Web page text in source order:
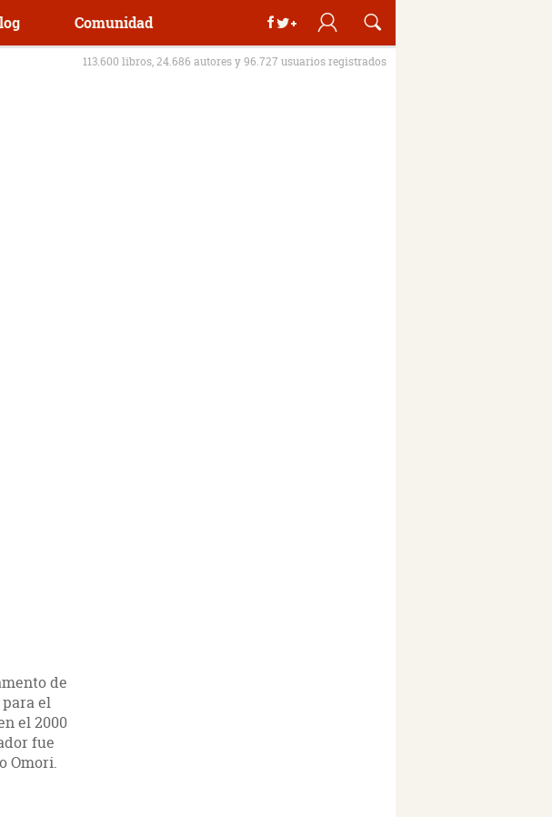
Comunidad
113.600 libros, 24.686 autores y 96.727 usuarios registrados
de
el
el 2000
fue
Omori.